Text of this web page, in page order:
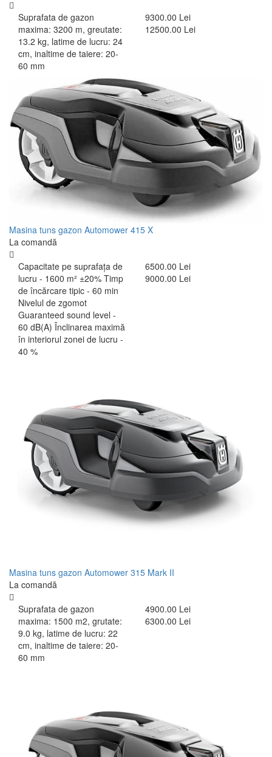
Suprafata de gazon
maxima: 3200 m, greutate:
13.2 kg, latime de lucru: 24
cm, inaltime de taiere: 20-
60 mm
9300.00 Lei
12500.00 Lei
Masina tuns gazon Automower 415 X
La comandă
Capacitate pe suprafaţa de
lucru - 1600 m² ±20% Timp
de încărcare tipic - 60 min
Nivelul de zgomot
Guaranteed sound level -
60 dB(A) Înclinarea maximă
în interiorul zonei de lucru -
40 %
6500.00 Lei
9000.00 Lei
Masina tuns gazon Automower 315 Mark II
La comandă
Suprafata de gazon
maxima: 1500 m2, grutate:
9.0 kg, latime de lucru: 22
cm, inaltime de taiere: 20-
60 mm
4900.00 Lei
6300.00 Lei